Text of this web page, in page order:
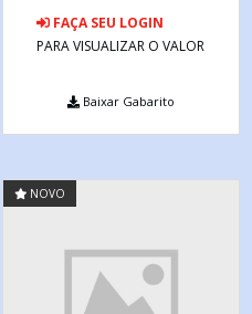
FAÇA SEU LOGIN
PARA VISUALIZAR O VALOR
Baixar Gabarito
NOVO